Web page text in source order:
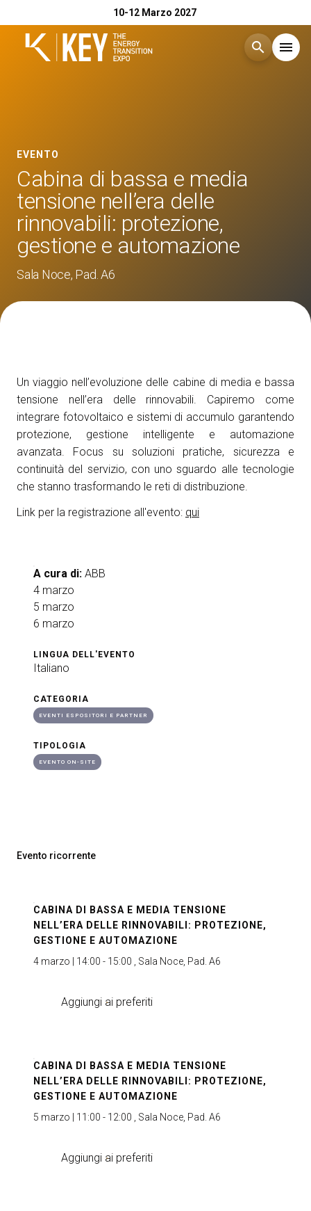
10-12 Marzo 2027
search menu
Visita
Catalogo Espositori 2026
Eventi
Prenota il tuo spazio
ESPONI A KEY27
AREA RISERVATA VISITATORI
A cura di:
EVENTO
Cabina di bassa e media
tensione nell’era delle
rinnovabili: protezione,
gestione e automazione
Sala Noce, Pad. A6
Un viaggio nell’evoluzione delle cabine di media e bassa
tensione nell’era delle rinnovabili. Capiremo come
integrare fotovoltaico e sistemi di accumulo garantendo
protezione, gestione intelligente e automazione
avanzata. Focus su soluzioni pratiche, sicurezza e
continuità del servizio, con uno sguardo alle tecnologie
che stanno trasformando le reti di distribuzione.
Link per la registrazione all'evento: qui
A cura di: ABB
4 marzo
5 marzo
6 marzo
LINGUA DELL'EVENTO
Italiano
CATEGORIA
EVENTI ESPOSITORI E PARTNER
TIPOLOGIA
EVENTO ON-SITE
Evento ricorrente
CABINA DI BASSA E MEDIA TENSIONE
NELL’ERA DELLE RINNOVABILI: PROTEZIONE,
GESTIONE E AUTOMAZIONE
4 marzo | 14:00 - 15:00 , Sala Noce, Pad. A6
Aggiungi ai preferiti
CABINA DI BASSA E MEDIA TENSIONE
NELL’ERA DELLE RINNOVABILI: PROTEZIONE,
GESTIONE E AUTOMAZIONE
5 marzo | 11:00 - 12:00 , Sala Noce, Pad. A6
Aggiungi ai preferiti